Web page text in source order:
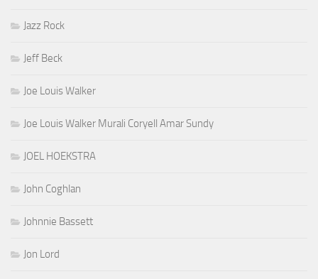
Jazz Rock
Jeff Beck
Joe Louis Walker
Joe Louis Walker Murali Coryell Amar Sundy
JOEL HOEKSTRA
John Coghlan
Johnnie Bassett
Jon Lord